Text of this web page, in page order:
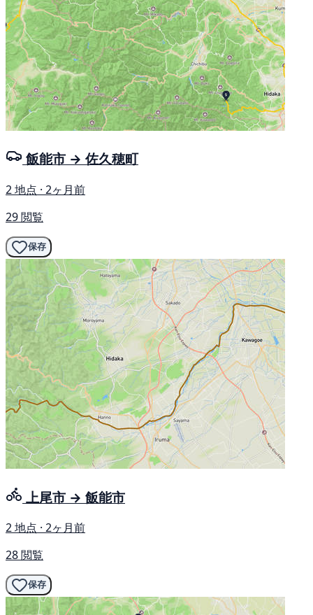
飯能市 → 佐久穂町
2 地点 · 2ヶ月前
29 閲覧
保存
上尾市 → 飯能市
2 地点 · 2ヶ月前
28 閲覧
保存